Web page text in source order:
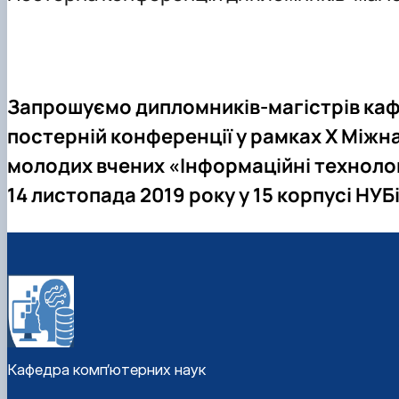
Склад кафедри
Робочі програми
Комп'ютерні науки (бакалавр)
Запрошуємо дипломників-магістрів
постерній конференції у рамкахX
молодих вчених «Інформаційні
14 листопада 2019 року у 15 корпусі
Кафедра комп’ютерних наук